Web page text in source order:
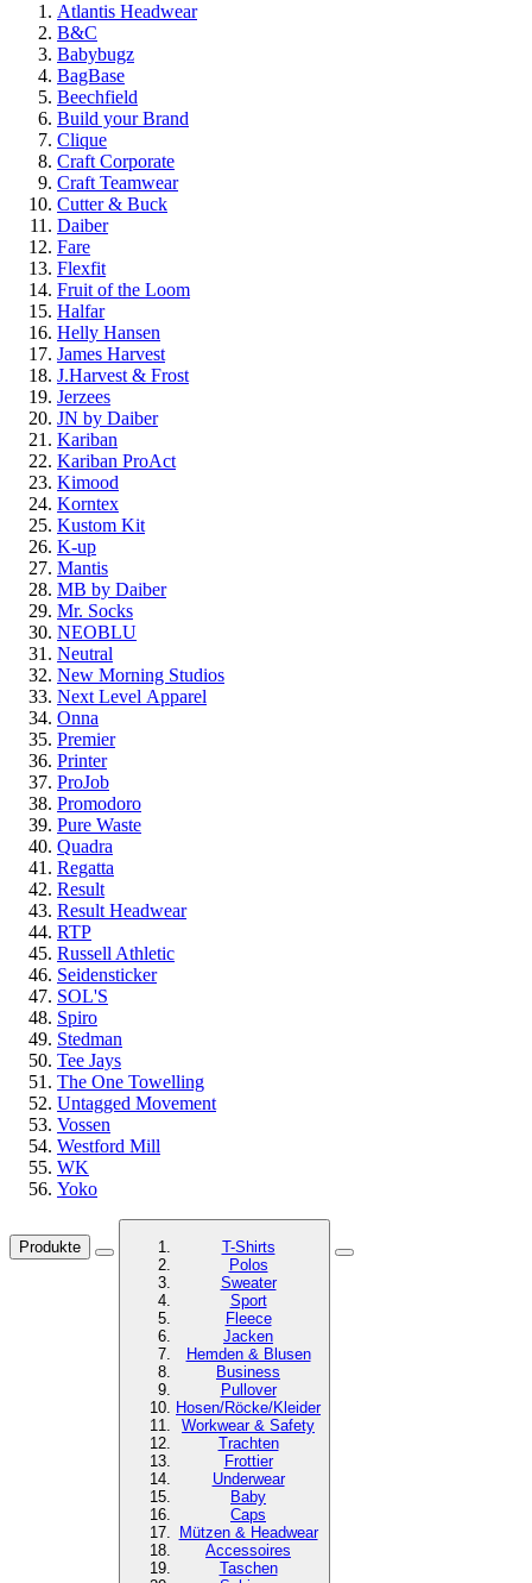
Atlantis Headwear
B&C
Babybugz
BagBase
Beechfield
Build your Brand
Clique
Craft Corporate
Craft Teamwear
Cutter & Buck
Daiber
Fare
Flexfit
Fruit of the Loom
Halfar
Helly Hansen
James Harvest
J.Harvest & Frost
Jerzees
JN by Daiber
Kariban
Kariban ProAct
Kimood
Korntex
Kustom Kit
K-up
Mantis
MB by Daiber
Mr. Socks
NEOBLU
Neutral
New Morning Studios
Next Level Apparel
Onna
Premier
Printer
ProJob
Promodoro
Pure Waste
Quadra
Regatta
Result
Result Headwear
RTP
Russell Athletic
Seidensticker
SOL'S
Spiro
Stedman
Tee Jays
The One Towelling
Untagged Movement
Vossen
Westford Mill
WK
Yoko
Produkte
T-Shirts
Polos
Sweater
Sport
Fleece
Jacken
Hemden & Blusen
Business
Pullover
Hosen/Röcke/Kleider
Workwear & Safety
Trachten
Frottier
Underwear
Baby
Caps
Mützen & Headwear
Accessoires
Taschen